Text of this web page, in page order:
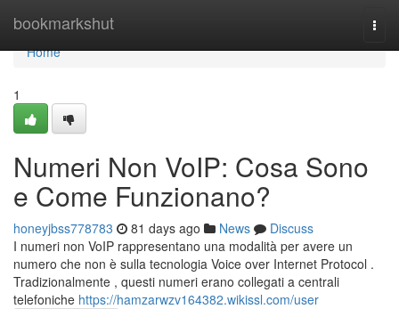
bookmarkshut
Home
Home
1
Numeri Non VoIP: Cosa Sono
e Come Funzionano?
honeyjbss778783 81 days ago News
Discuss
I numeri non VoIP rappresentano una modalità per avere un
numero che non è sulla tecnologia Voice over Internet Protocol .
Tradizionalmente , questi numeri erano collegati a centrali
telefoniche https://hamzarwzv164382.wikissl.com/user